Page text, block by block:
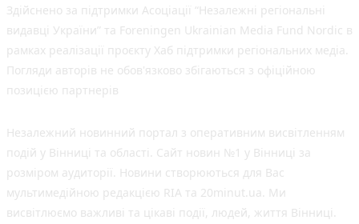
Здійснено за підтримки Асоціації “Незалежні регіональні
видавці України” та Foreningen Ukrainian Media Fund Nordic в
рамках реалізації проєкту Хаб підтримки регіональних медіа.
Погляди авторів не обов'язково збігаються з офіційною
позицією партнерів
Незалежний новинний портал з оперативним висвітленням
подій у Вінниці та області. Сайт новин №1 у Вінниці за
розміром аудиторії. Новини створюються для Вас
мультимедійною редакцією RIA та 20minut.ua. Ми
висвітлюємо важливі та цікаві події, людей, життя Вінниці.